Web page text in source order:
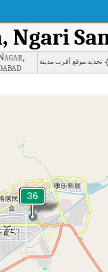
Ngari
تحديد موقع أقرب مدينة